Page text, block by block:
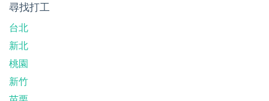
尋找打工
台北
新北
桃園
新竹